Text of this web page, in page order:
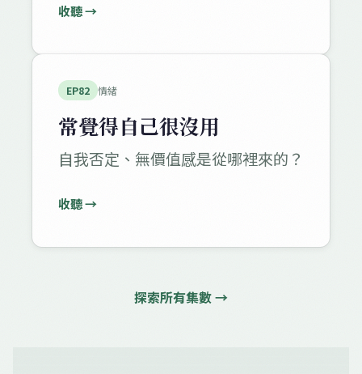
收聽 →
EP82 情緒
常覺得自己很沒用
自我否定、無價值感是從哪裡來的？
收聽 →
探索所有集數 →